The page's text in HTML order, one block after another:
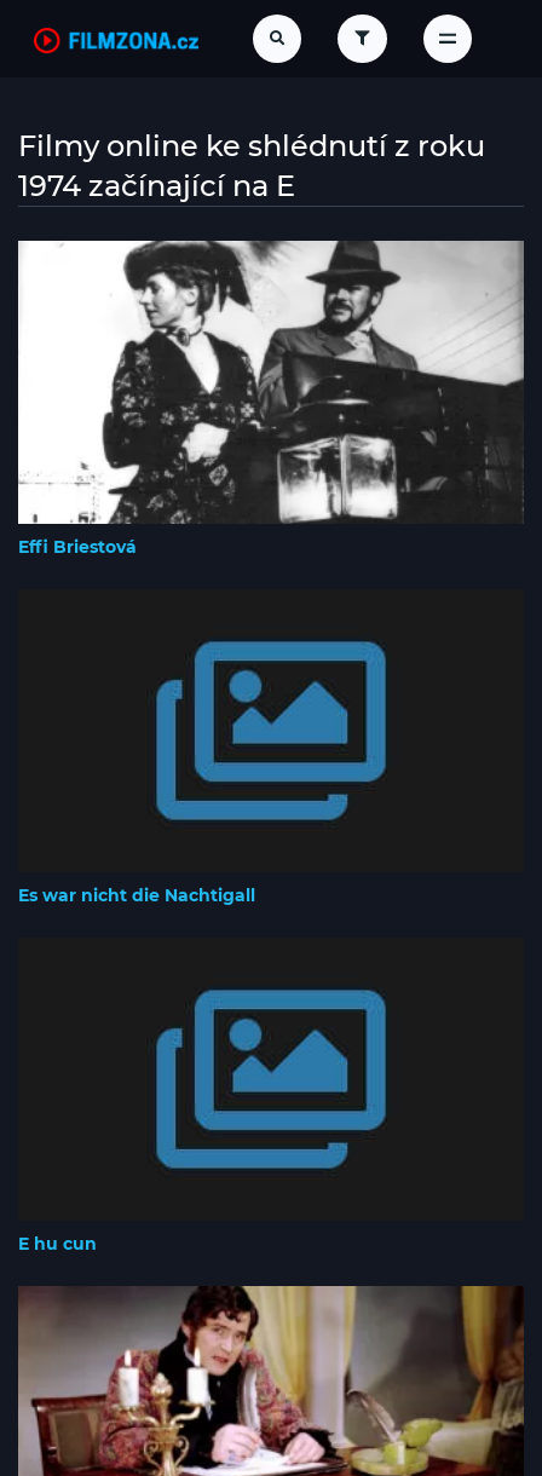
Filmy online ke shlédnutí z roku
1974 začínající na E
Effi Briestová
Es war nicht die Nachtigall
E hu cun